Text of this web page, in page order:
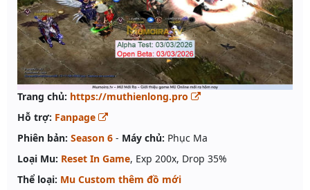
Trang chủ: https://muthienlong.pro
Hỗ trợ: Fanpage
Phiên bản: Season 6 - Máy chủ: Phục Ma
Loại Mu: Reset In Game, Exp 200x, Drop 35%
Thể loại: Mu Custom thêm đồ mới